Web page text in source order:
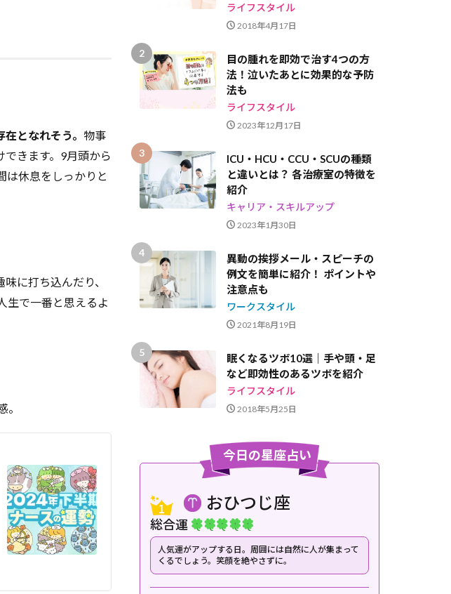
となれそう。 物事
きます。9月頭から
は休息をしっかりと
味に打ち込んだり、
生で一番と思えるよ
ライフスタイル
2018年4月17日
目の腫れを即効で治す4つの方
法！泣いたあとに効果的な予防
法も
ライフスタイル
2023年12月17日
ICU・HCU・CCU・SCUの種類
と違いとは？ 各治療室の特徴を
紹介
キャリア・スキルアップ
2023年1月30日
異動の挨拶メール・スピーチの
例文を簡単に紹介！ ポイントや
注意点も
ワークスタイル
2021年8月19日
眠くなるツボ10選｜手や頭・足
など即効性のあるツボを紹介
ライフスタイル
2018年5月25日
今日の星座占い
おひつじ座
総合運
人気運がアップする日。周囲には自然に人が集まって
くるでしょう。笑顔を絶やさずに。